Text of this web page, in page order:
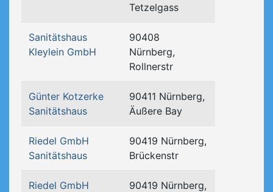
Tetzelgass
Sanitätshaus
Kleylein GmbH
90408
Nürnberg,
Rollnerstr
Günter Kotzerke
Sanitätshaus
90411 Nürnberg,
Äußere Bay
Riedel GmbH
Sanitätshaus
90419 Nürnberg,
Brückenstr
Riedel GmbH
90419 Nürnberg,